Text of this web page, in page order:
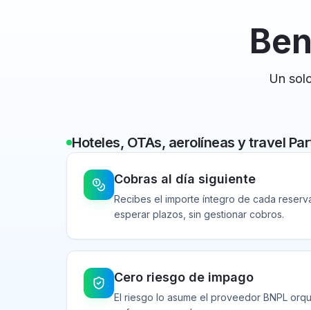
Un
Hoteles, OTAs, aerolíneas y travel
Cobras al día siguiente
Recibes el importe íntegro de cada
esperar plazos, sin gestionar cobros.
Cero riesgo de impago
El riesgo lo asume el proveedor BNPL